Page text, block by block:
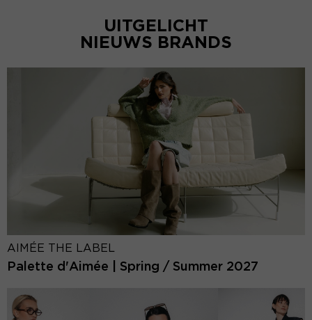
UITGELICHT
NIEUWS BRANDS
AIMÉE THE LABEL
Palette d'Aimée | Spring / Summer 2027